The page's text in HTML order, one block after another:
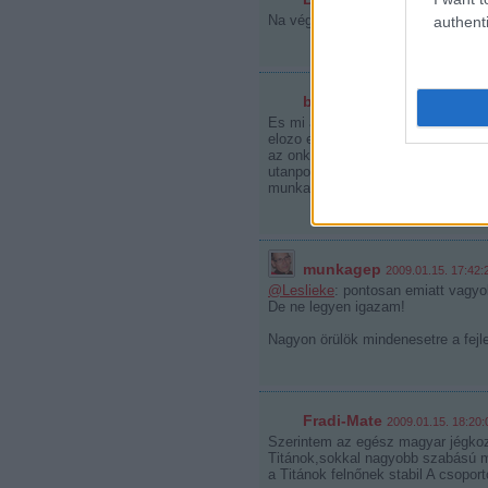
Na végre, van egy kis remény,
biowolf
Es mi a garancia arra, hogy az uj
elozo erre nem volt kepes? Mert
az onkormanyzatok nem lesznek
utanpotlasbazisok orokke
munka rovasara is megy majd
munkagep 2009.01.15.
@Leslieke: pontosan emiatt
De ne legyen igazam!
Nagyon örülök mindenesetre a
Fradi-Mate 2009.01.15.
Szerintem az egész magyar
Titánok,sokkal nagyobb szabású
a Titánok felnőnek stabil A